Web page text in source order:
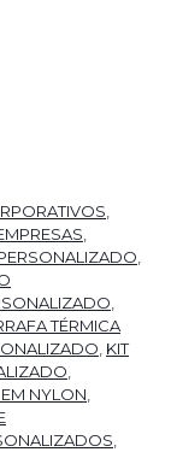
,
,
,
,
TÉRMICA
, KIT
,
NYLON,
,